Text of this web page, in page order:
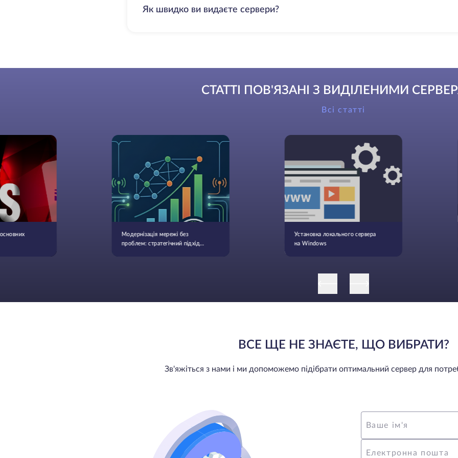
Як швидко ви видаєте сервери?
СТАТТІ ПОВ'ЯЗАНІ З ВИДІЛЕНИМИ
Всі статті
Модернізація мережі без
проблем: стратегічний підхід
Установка локального сервера
на Windows
ВСЕ ЩЕ НЕ ЗНАЄТЕ, ЩО ВИБРАТИ?
Зв'яжіться з нами і ми допоможемо підібрати оптимальний сервер для
Ваше ім'я
Електронна пошта